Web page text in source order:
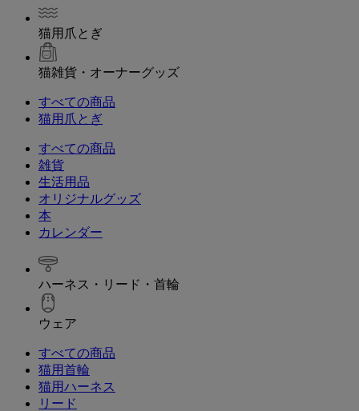
猫用爪とぎ
猫雑貨・オーナーグッズ
すべての商品
猫用爪とぎ
すべての商品
雑貨
生活用品
オリジナルグッズ
本
カレンダー
ハーネス・リード・首輪
ウェア
すべての商品
猫用首輪
猫用ハーネス
リード